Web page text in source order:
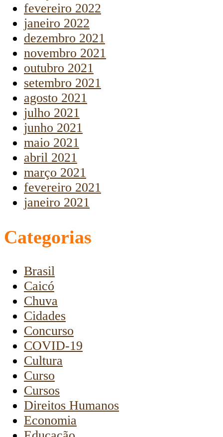
fevereiro 2022
janeiro 2022
dezembro 2021
novembro 2021
outubro 2021
setembro 2021
agosto 2021
julho 2021
junho 2021
maio 2021
abril 2021
março 2021
fevereiro 2021
janeiro 2021
Categorias
Brasil
Caicó
Chuva
Cidades
Concurso
COVID-19
Cultura
Curso
Cursos
Direitos Humanos
Economia